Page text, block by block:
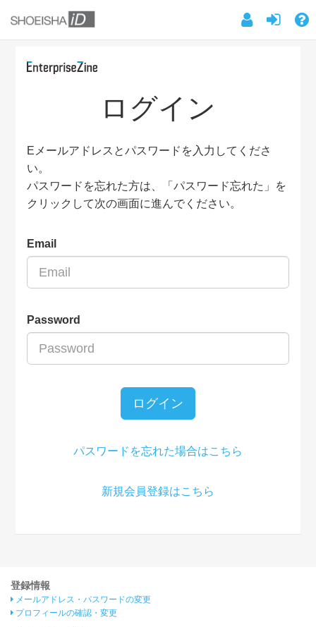
ログイン
Eメールアドレスとパスワードを入力してくださ
い。
パスワードを忘れた方は、「パスワード忘れた」を
クリックして次の画面に進んでください。
Email
Password
ログイン
パスワードを忘れた場合はこちら
新規会員登録はこちら
登録情報
メールアドレス・パスワードの変更
プロフィールの確認・変更